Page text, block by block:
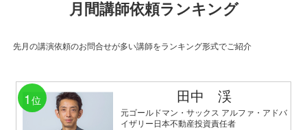
月間講師依頼ランキング
先月の講演依頼のお問合せが多い講師をランキング形式でご紹介
1 位 田中 渓
元ゴールドマン・サックス アルファ・アドバ
イザリー日本不動産投資責任者